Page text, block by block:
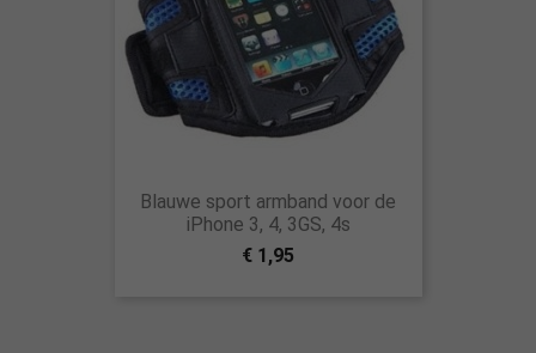
Blauwe sport armband voor de
iPhone 3, 4, 3GS, 4s
€ 1,95